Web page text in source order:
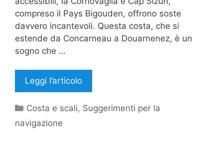
compreso il Pays Bigouden, offrono soste
davvero incantevoli. Questa costa, che si
estende da Concarneau a Douarnenez, è un
sogno che …
Leggi l’articolo
Categorie
Costa e scali, Suggerimenti per la
navigazione